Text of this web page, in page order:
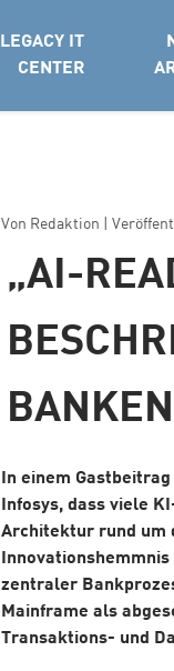
LEGACY IT
CENTER
Von Redaktion |
„AI-
BANKEN
In einem
Infosys, dass viele
Architektur rund um
zentraler
Mainframe als
Transaktions- und